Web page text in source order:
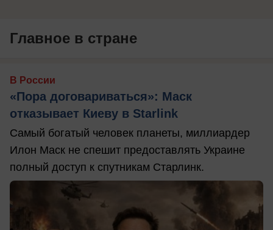
Главное в стране
В России
«Пора договариваться»: Маск
отказывает Киеву в Starlink
Самый богатый человек планеты, миллиардер
Илон Маск не спешит предоставлять Украине
полный доступ к спутникам Старлинк.